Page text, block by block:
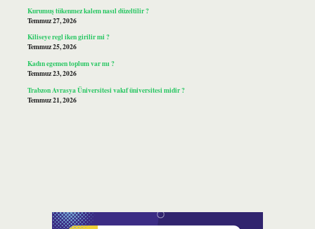
Kurumuş tükenmez kalem nasıl düzeltilir ?
Temmuz 27, 2026
Kiliseye regl iken girilir mi ?
Temmuz 25, 2026
Kadın egemen toplum var mı ?
Temmuz 23, 2026
Trabzon Avrasya Üniversitesi vakıf üniversitesi midir ?
Temmuz 21, 2026